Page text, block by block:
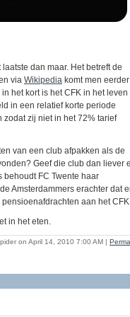
dan maar. Het betreft de
via Wikipedia komt men eerder
het kort is het CFK in het leven
in een relatief korte periode
zij niet in het 72% tarief
van een club afpakken als de
Geef die club dan liever
behoudt FC Twente haar
Amsterdammers erachter dat
aan het
in het eten.
on April 14, 2010 7:00 AM |